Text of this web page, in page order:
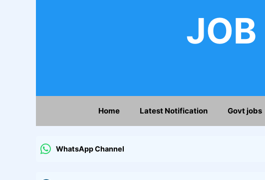
Home Latest Notification Govt jobs
WhatsApp Channel